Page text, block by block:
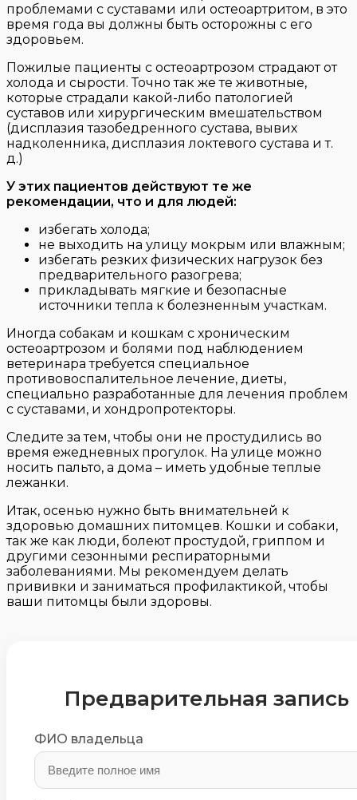
проблемами с суставами или остеоартритом, в это
время года вы должны быть осторожны с его
здоровьем.
Пожилые пациенты с остеоартрозом страдают от
холода и сырости. Точно так же те животные,
которые страдали какой-либо патологией
суставов или хирургическим вмешательством
(дисплазия тазобедренного сустава, вывих
надколенника, дисплазия локтевого сустава и т.
д.)
У этих пациентов действуют те же
рекомендации, что и для людей:
избегать холода;
не выходить на улицу мокрым или влажным;
избегать резких физических нагрузок без
предварительного разогрева;
прикладывать мягкие и безопасные
источники тепла к болезненным участкам.
Иногда собакам и кошкам с хроническим
остеоартрозом и болями под наблюдением
ветеринара требуется специальное
противовоспалительное лечение, диеты,
специально разработанные для лечения проблем
с суставами, и хондропротекторы.
Следите за тем, чтобы они не простудились во
время ежедневных прогулок. На улице можно
носить пальто, а дома – иметь удобные теплые
лежанки.
Итак, осенью нужно быть внимательней к
здоровью домашних питомцев. Кошки и собаки,
так же как люди, болеют простудой, гриппом и
другими сезонными респираторными
заболеваниями. Мы рекомендуем делать
прививки и заниматься профилактикой, чтобы
ваши питомцы были здоровы.
Предварительная запись
ФИО владельца